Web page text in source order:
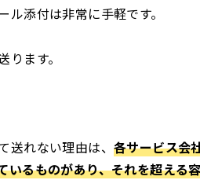
添付は非常に手軽です。
ます。
送れない理由は、 各サービス会
いるものがあり、それを超える